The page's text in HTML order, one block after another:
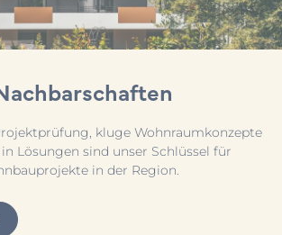
kluge Wohnraumkonzepte
Lösungen sind unser Schlüssel für
in der Region.